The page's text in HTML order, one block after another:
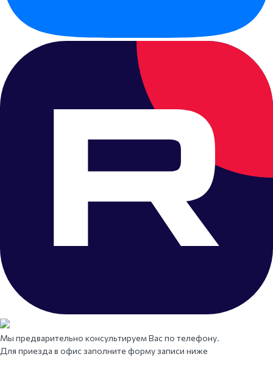
Мы предварительно консультируем Вас по телефону.
Для приезда в офис заполните форму записи ниже